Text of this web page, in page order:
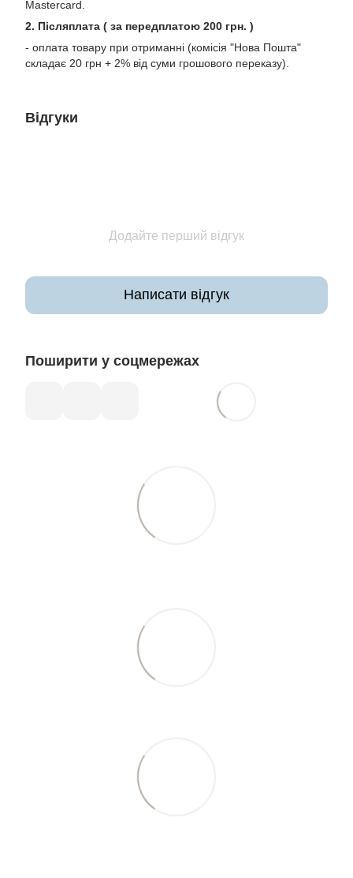
Mastercard.
2. Післяплата ( за передплатою 200 грн. )
- оплата товару при отриманні (комісія "Нова Пошта"
складає 20 грн + 2% від суми грошового переказу).
Відгуки
Додайте перший відгук
Написати відгук
Поширити у соцмережах